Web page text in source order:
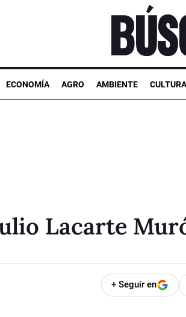
ECONOMÍA AGRO AMBIENTE CULTURA
Lacarte
+ Seguir en